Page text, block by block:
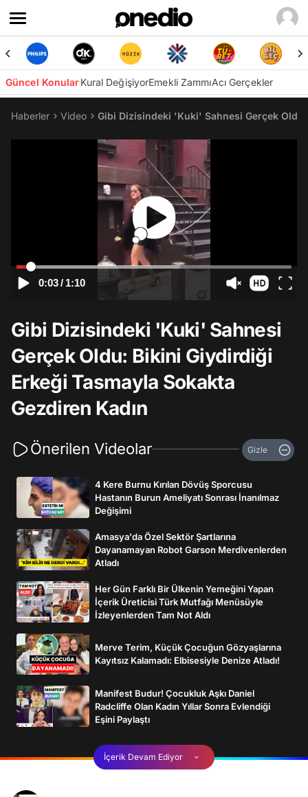
Güncel KonularKural DeğişiyorEmekli ZammıAcı Gerçekler
Haberler Video Gibi Dizisindeki 'Kuki' Sahnesi Gerçek
0:03/ 1:10
Gibi Dizisindeki 'Kuki' Sahnesi
Gerçek Oldu: Bikini Giydirdiği
Erkeği Tasmayla Sokakta
Gezdiren Kadın
Önerilen Videolar Gizle
4 Kere Burnu Kırılan Dövüş Sporcusu
Hastanın Burun Ameliyatı Sonrası İnanılmaz
Değişimi
Amasya'da Özel Sektör Şartlarına
Dayanamayan Robot Garson Merdivenlerden
Atladı
Her Gün Farklı Bir Ülkenin Yemeğini Yapan
İçerik Üreticisi Türk Mutfağı Menüsüyle
İzleyenlerden Tam Not Aldı
Merve Terim, Küçük Çocuğun Gözyaşlarına
Kayıtsız Kalamadı: Elbisesiyle Denize Atladı!
Manifest Budur! Çocukluk Aşkı Daniel
Radcliffe Olan Kadın Yıllar Sonra Evlendiği
Eşini Paylaştı
İçerik Devam Ediyor